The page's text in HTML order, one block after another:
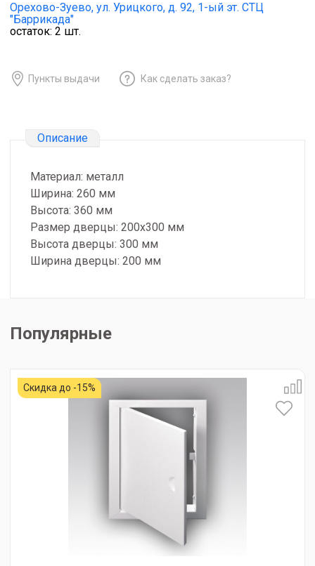
Орехово-Зуево, ул. Урицкого, д. 92, 1-ый эт. СТЦ
"Баррикада"
остаток: 2 шт.
Пункты выдачи Как сделать заказ?
Описание
Материал: металл
Ширина: 260 мм
Высота: 360 мм
Размер дверцы: 200х300 мм
Высота дверцы: 300 мм
Ширина дверцы: 200 мм
Популярные
Скидка до -15%